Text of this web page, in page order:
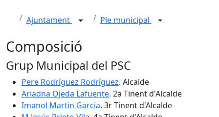
Ajuntament Ple municipal
Composició
Grup Municipal del PSC
Pere Rodríguez Rodríguez. Alcalde
Ariadna Ojeda Lafuente. 2a Tinent d'Alcalde
Imanol Martin Garcia. 3r Tinent d'Alcalde